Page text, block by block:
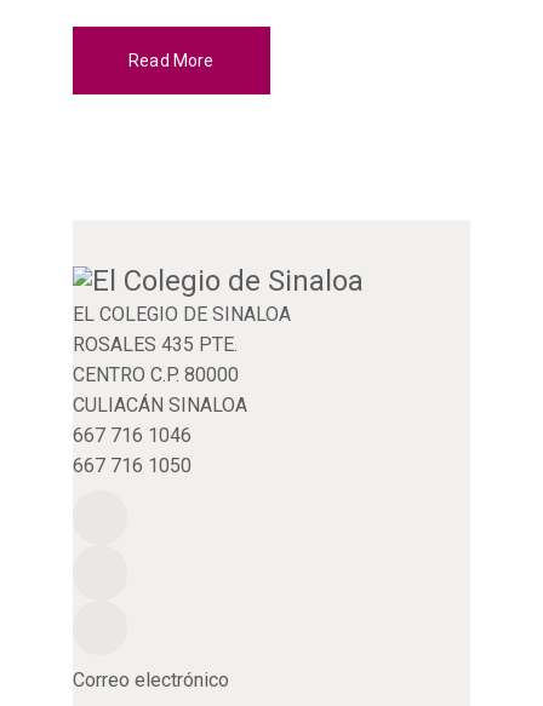
Read More
EL COLEGIO DE SINALOA
ROSALES 435 PTE.
CENTRO C.P. 80000
CULIACÁN SINALOA
667 716 1046
667 716 1050
Correo electrónico